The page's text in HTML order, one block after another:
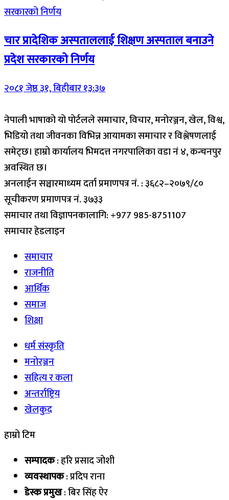
चार प्रादेशिक अस्पताललाई शिक्षण अस्पताल बनाउने
प्रदेश सरकारको निर्णय
२०८१ जेष्ठ ३१, बिहीबार १३:३७
नेपाली भाषाको यो पोर्टलले समाचार, विचार, मनोरञ्जन, खेल, विश्व,
भिडियो तथा जीवनका विभिन्न आयामका समाचार र विश्लेषणलाई
समेट्छ। हाम्रो कार्यालय भिमदत्त नगरपालिका वडा नं ४, कन्चनपुर
अवस्थित छ।
अनलाईन सञ्चारमाध्यम दर्ता प्रमाणपत्र नं. : ३६८२–२०७९/८०
सूचीकरण प्रमाणपत्र नं. ३७३३
समाचार तथा विज्ञापनकालागि: +977 985-8751107
समाचार हेडलाइन
समाचार
राजनीति
आर्थिक
समाज
शिक्षा
धर्म संस्कृति
मनोरञ्जन
सहित्य र कला
अन्तर्राष्ट्रिय
खेलकुद
हाम्रो टिम
सम्पादक: हरि प्रसाद जोशी
व्यवस्थापक: प्रदिप राना
डेस्क प्रमुख: बिर सिंह ऐर